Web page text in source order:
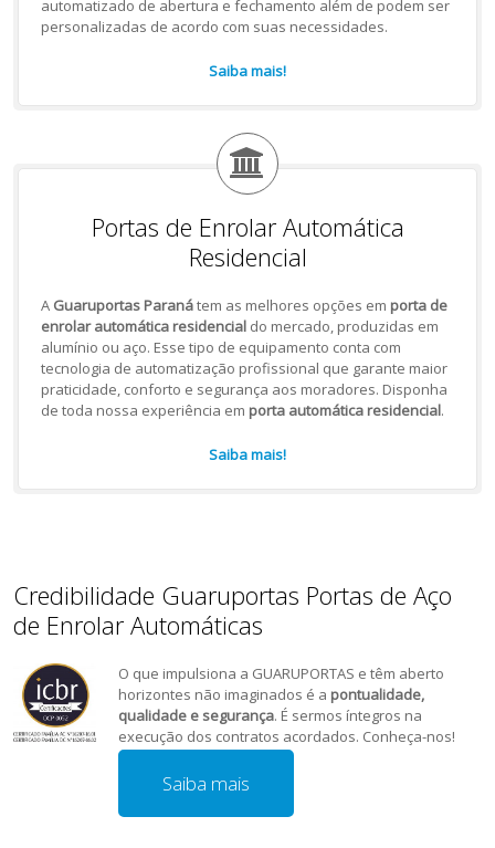
automatizado de abertura e fechamento além de podem ser
personalizadas de acordo com suas necessidades.
Saiba mais!
Portas de Enrolar Automática
Residencial
A Guaruportas Paranátem as melhores opções em porta de
enrolar automática residencialdo mercado, produzidas em
alumínio ou aço. Esse tipo de equipamento conta com
tecnologia de automatização profissional que garante maior
praticidade, conforto e segurança aos moradores. Disponha
de toda nossa experiência em porta automática residencial.
Saiba mais!
Credibilidade Guaruportas Portas de Aço
de Enrolar Automáticas
O que impulsiona a GUARUPORTAS e têm aberto
horizontes não imaginados é a pontualidade,
qualidade e segurança. É sermos íntegros na
execução dos contratos acordados. Conheça-nos!
Saiba mais